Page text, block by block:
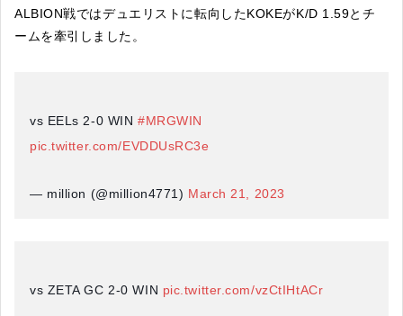
ALBION戦ではデュエリストに転向したKOKEがK/D 1.59とチ
ームを牽引しました。
vs EELs 2-0 WIN #MRGWIN
pic.twitter.com/EVDDUsRC3e
— million (@million4771) March 21, 2023
vs ZETA GC 2-0 WIN pic.twitter.com/vzCtIHtACr